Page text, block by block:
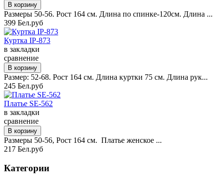
Размеры 50-56. Рост 164 см. Длина по спинке-120см. Длина ...
399 Бел.руб
Куртка IP-873
в закладки
сравнение
Размер: 52-68. Рост 164 см. Длина куртки 75 см. Длина рук...
245 Бел.руб
Платье SE-562
в закладки
сравнение
Размеры 50-56, Рост 164 см. Платье женское ...
217 Бел.руб
Категории